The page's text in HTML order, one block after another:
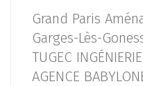
Grand Paris
Garges-Lès-
TUGEC
AGENCE